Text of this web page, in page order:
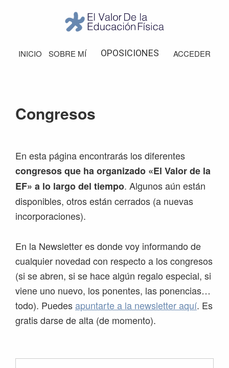
navegación
principal
barra
Valor
de
INICIO SOBRE MÍ OPOSICIONES ACCEDER
Congresos
En esta página encontrarás los diferentes
congresos que ha organizado «El Valor de la
EF» a lo largo del tiempo. Algunos aún están
disponibles, otros están cerrados (a nuevas
incorporaciones).
En la Newsletter es donde voy informando de
cualquier novedad con respecto a los congresos
(si se abren, si se hace algún regalo especial, si
viene uno nuevo, los ponentes, las ponencias…
todo). Puedesapuntarte a la newsletter aquí. Es
gratis darse de alta (de momento).